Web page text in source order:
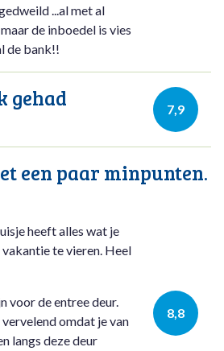
...al met al
de inboedel is vies
de bank!!
gehad 7,9
een paar minpunten.
8,8
heeft alles wat je
te vieren. Heel
voor de entree deur.
omdat je van
langs deze deur